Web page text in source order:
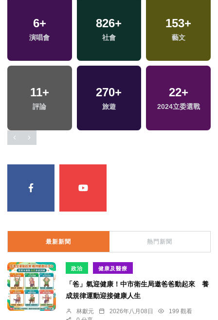
6+
演唱會
826+
社會
153+
藝文
11+
評論
270+
旅遊
22+
2024立委選戰
最新新聞 熱門新聞
政治 健康及醫療
「爸」氣迎健康！中市衛生局邀爸爸動起來 養
成規律運動迎接健康人生
林獻元 2026年八月08日
199 觀看